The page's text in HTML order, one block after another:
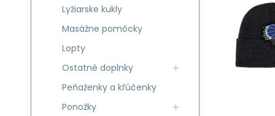
Lyžiarske kukly
Masážne pomôcky
Lopty
Ostatné doplnky
Peňaženky a kľúčenky
Ponožky